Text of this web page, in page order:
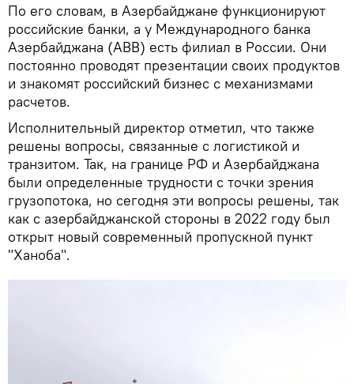
По его словам, в Азербайджане функционируют
российские банки, а у Международного банка
Азербайджана (ABB) есть филиал в России. Они
постоянно проводят презентации своих продуктов
и знакомят российский бизнес с механизмами
расчетов.
Исполнительный директор отметил, что также
решены вопросы, связанные с логистикой и
транзитом. Так, на границе РФ и Азербайджана
были определенные трудности с точки зрения
грузопотока, но сегодня эти вопросы решены, так
как с азербайджанской стороны в 2022 году был
открыт новый современный пропускной пункт
"Ханоба".